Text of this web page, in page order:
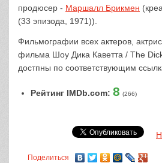
продюсер - Маршалл Брикмен
(33 эпизода, 1971)).
Фильмографии всех актеров,
фильма Шоу Дика Каветта / The
достпны по соответствующим
Рейтинг IMDb.com: 8 (266)
Поделиться